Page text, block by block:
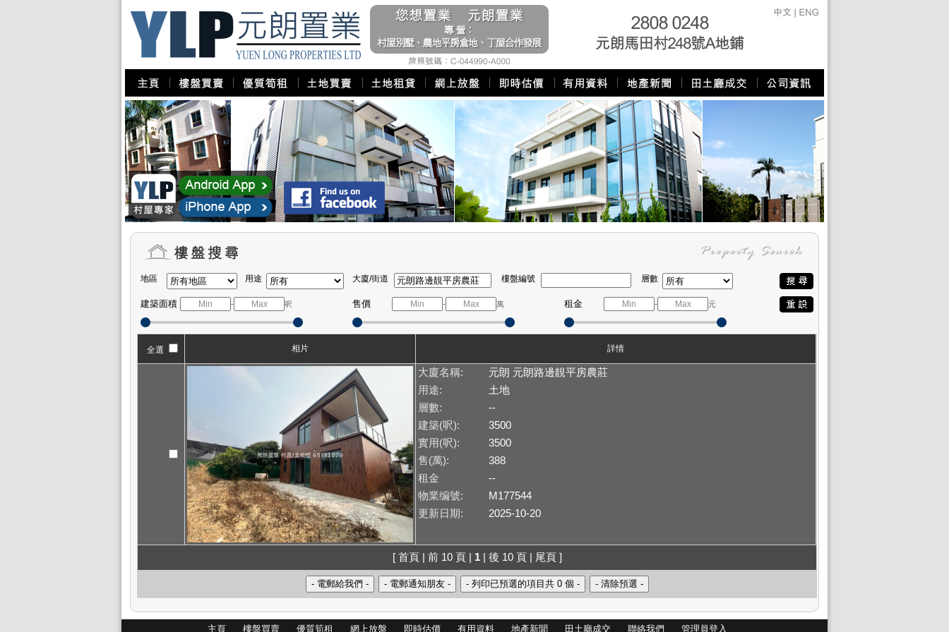
地區 用途 大廈/街道 樓盤編號 層數
建築面積 - 呎 售價 - 萬 租金 - 元
全選 相片 詳情
大廈名稱:
元朗 元朗路邊靚平房農莊
用途:
土地
層數:
--
建築(呎):
3500
實用(呎):
3500
售(萬):
388
租金
--
物業编號:
M177544
更新日期:
2025-10-20
[ 首頁 | 前 10 頁 | 1| 後 10 頁 | 尾頁 ]
主頁 樓盤買賣 優質筍租 網上放盤 即時估價 有用資料 地產新聞 田土廳成交 聯絡我們 管理員登入